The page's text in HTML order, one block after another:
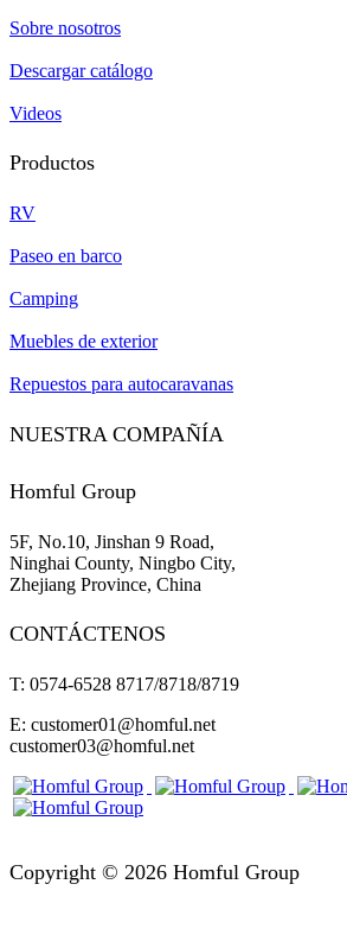
Sobre nosotros
Descargar catálogo
Videos
Productos
RV
Paseo en barco
Camping
Muebles de exterior
Repuestos para autocaravanas
NUESTRA COMPAÑÍA
Homful Group
5F, No.10, Jinshan 9 Road,
Ninghai County, Ningbo City,
Zhejiang Province, China
CONTÁCTENOS
T: 0574-6528 8717/8718/8719
E: customer01@homful.net
customer03@homful.net
Copyright © 2026 Homful Group